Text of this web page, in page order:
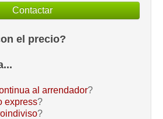
Contactar
el precio?
al arrendador?
express?
?